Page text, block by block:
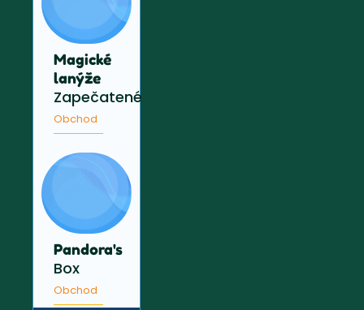
Magické
lanýže
Zapečatené
Obchod
Pandora's
Box
Obchod